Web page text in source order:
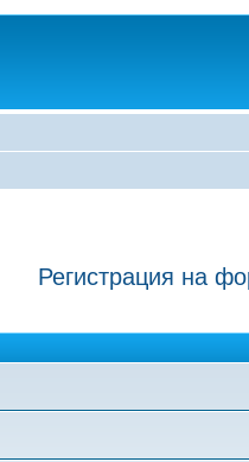
Регистрация на